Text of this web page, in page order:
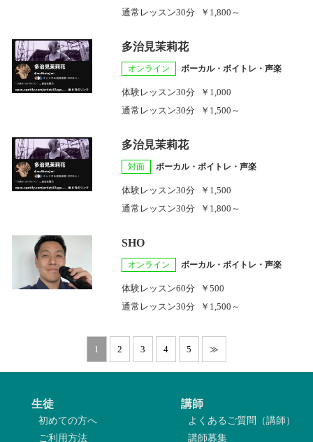
通常レッスン30分 ￥1,800～
多治見茉莉花
オンライン ボーカル・ボイトレ・声楽
体験レッスン30分
￥1,000
通常レッスン30分 ￥1,500～
多治見茉莉花
対面 ボーカル・ボイトレ・声楽
体験レッスン30分
￥1,500
通常レッスン30分 ￥1,800～
SHO
オンライン ボーカル・ボイトレ・声楽
体験レッスン60分
￥500
通常レッスン30分 ￥1,500～
1 2 3 4 5 ≫
生徒
初めての方へ
ご利用方法
講師
よくあるご質問（講師）
講師募集